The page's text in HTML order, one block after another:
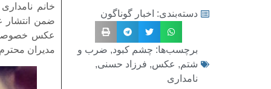
دسته‌بندی: اخبار گوناگون
برچسب‌ها: چشم کبود, ضرب و
شتم, عکس, فرزاد حسنی,
نامداری
خانم
ضمن انتشار
عکس خصوصی
مدیران